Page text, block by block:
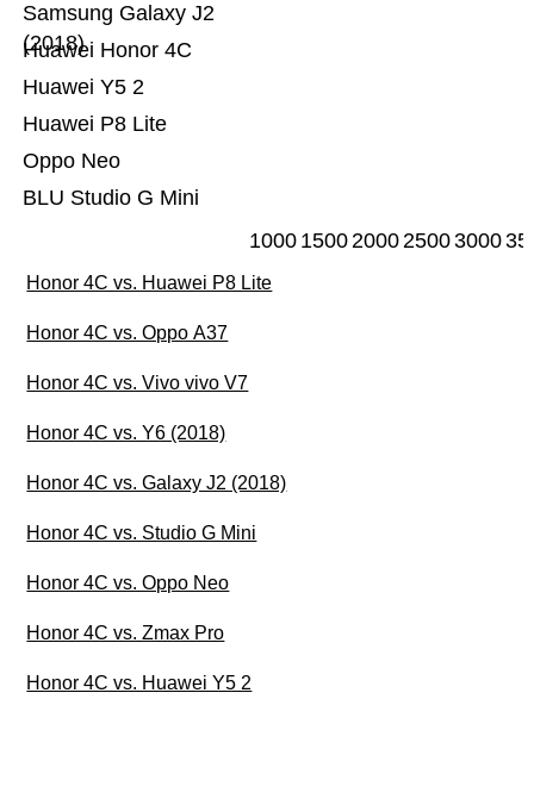
BLU Studio G Mini
Oppo Neo
Huawei P8 Lite
Huawei Y5 2
Huawei Honor 4C
Samsung Galaxy J2
(2018)
1000 1500200025003000
Honor 4C vs. Huawei P8 Lite
Honor 4C vs. Oppo A37
Honor 4C vs. Vivo vivo V7
Honor 4C vs. Y6 (2018)
Honor 4C vs. Galaxy J2 (2018)
Honor 4C vs. Studio G Mini
Honor 4C vs. Oppo Neo
Honor 4C vs. Zmax Pro
Honor 4C vs. Huawei Y5 2